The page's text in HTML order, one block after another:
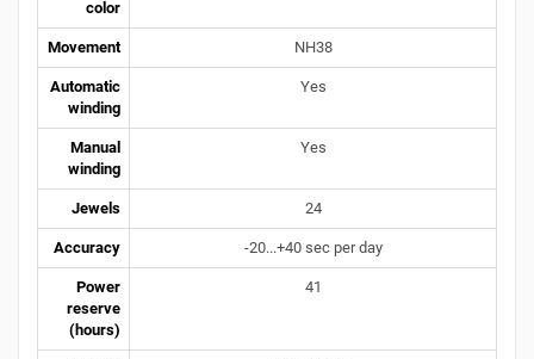
color
Movement NH38
Automatic
winding
Yes
Manual
winding
Yes
Jewels 24
Accuracy -20...+40 sec per day
Power
reserve
(hours)
41